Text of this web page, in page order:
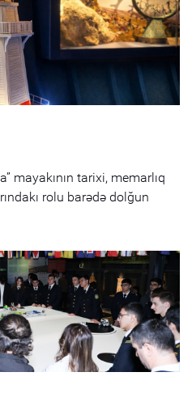
mayakının tarixi, memarlıq
rolu barədə dolğun